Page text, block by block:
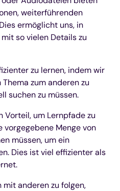
weiterführenden
ermöglicht uns, in
so vielen Details zu
zu lernen, indem wir
zum anderen zu
suchen zu müssen.
Vorteil, um Lernpfade zu
vorgegebene Menge von
müssen, um ein
Dies ist viel effizienter als
anderen zu folgen,